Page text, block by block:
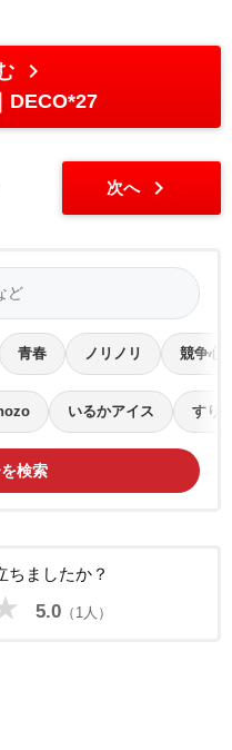
chevron_right
DECO*27
次へ chevron_right
青春 ノリノリ 競争心
いるかアイス すり
検索
ちましたか？
5.0（1人）